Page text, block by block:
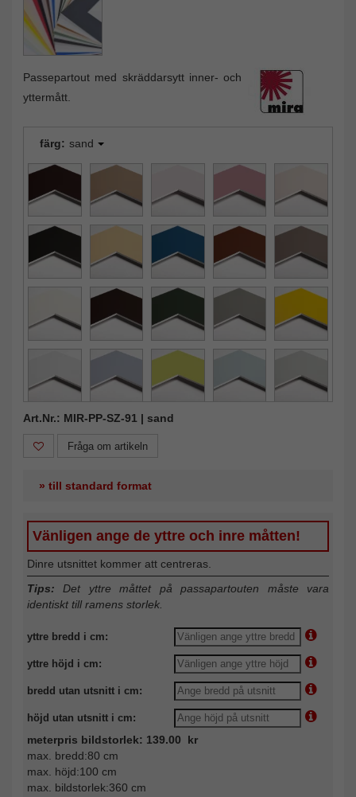
Passepartout med skräddarsytt inner- och
yttermått.
färg: sand
Art.Nr.: MIR-PP-SZ-91 | sand
Fråga om artikeln
» till standard format
Vänligen ange de yttre och inre måtten!
Dinre utsnittet kommer att centreras.
Tips: Det yttre måttet på passapartouten måste vara
identiskt till ramens storlek.
yttre bredd i cm:
yttre höjd i cm:
bredd utan utsnitt i cm:
höjd utan utsnitt i cm:
meterpris bildstorlek: 139.00 kr
max. bredd:80 cm
max. höjd:100 cm
max. bildstorlek:360 cm